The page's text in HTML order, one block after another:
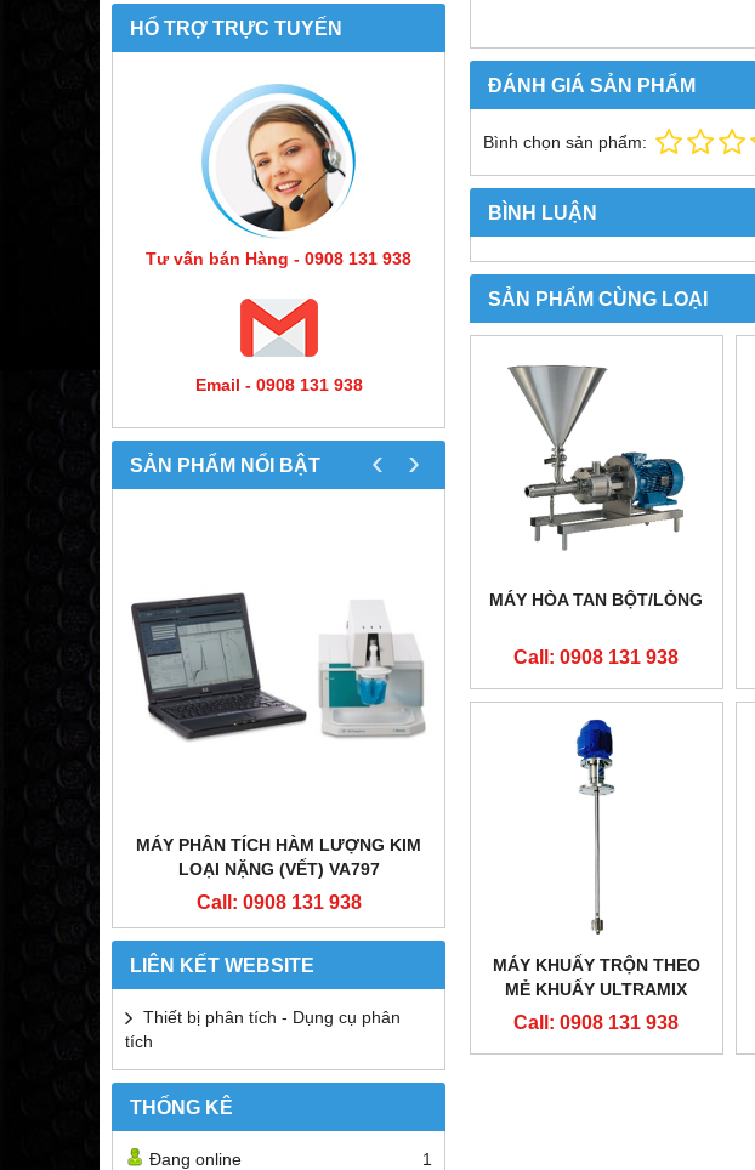
HỔ TRỢ TRỰC TUYẾN
Tư vấn bán Hàng - 0908 131 938
Email - 0908 131 938
SẢN PHẨM NỔI BẬT
MÁY PHÂN TÍCH HÀM LƯỢNG KIM
LOẠI NẶNG (VẾT) VA797
Call: 0908 131 938
MÁY ĐO PH 913
‹ ›
LIÊN KẾT WEBSITE
Thiết bị phân tích - Dụng cụ phân
tích
THỐNG KÊ
Đang online
1
ĐÁNH GIÁ SẢN PHẨM
Bình chọn sản phẩm:
BÌNH LUẬN
SẢN PHẨM CÙNG LOẠI
MÁY HÒA TAN BỘT/LỎNG
Call: 0908 131 938
MÁY KHUẤY TRỘN THEO
MẺ KHUẤY ULTRAMIX
Call: 0908 131 938